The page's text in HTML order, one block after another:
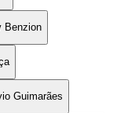
Benzion
Guimarães